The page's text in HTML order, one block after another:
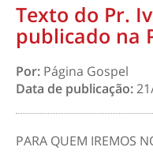
Texto do Pr.
publicado na
Por: Página Gospel
Data de publicação:
PARA QUEM IREMOS